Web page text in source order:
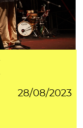
28/08/2023